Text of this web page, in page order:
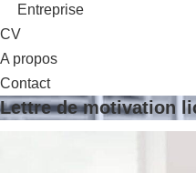
Entreprise
CV
A propos
Contact
Lettre de motivation